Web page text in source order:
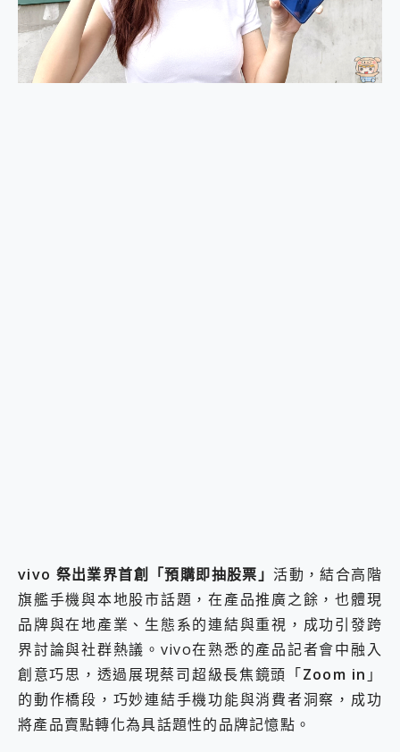
MSI Claw 掌機專屬配件包 來囉 完美保護 MSI Claw A1M-026TW 電競掌機
vivo 祭出業界首創「預購即抽股票」 活動，結合高階
旗艦手機與本地股市話題，在產品推廣之餘，也體現
品牌與在地產業、生態系的連結與重視，成功引發跨
界討論與社群熱議。vivo在熟悉的產品記者會中融入
創意巧思，透過展現蔡司超級長焦鏡頭「Zoom in 」
的動作橋段，巧妙連結手機功能與消費者洞察，成功
將產品賣點轉化為具話題性的品牌記憶點。